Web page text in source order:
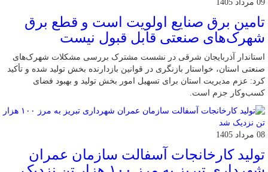
09 مرداد 1405
تامین برق صنایع اولویت است و قطع برق
شهرک‌های صنعتی قابل قبول نیست
استاندار آذربایجان شرقی در نشست مشترک بررسی مشکلات شهرک‌های
صنعتی استان، خواستار بازنگری در قوانین بازدارنده بخش تولید شده و تأکید
کرد: عزم مدیریت استان برای تسهیل امور بخش تولید و بهبود فضای
کسب‌وکار جزم است.
08 مرداد 1405
تولید کارخانجات آسفالت سازمان عمران